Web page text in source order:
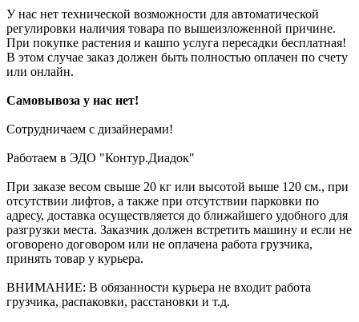
У нас нет технической возможности для автоматической
регулировки наличия товара по вышеизложенной причине.
При покупке растения и кашпо услуга пересадки бесплатная!
В этом случае заказ должен быть полностью оплачен по счету
или онлайн.
Самовывоза у нас нет!
Сотрудничаем с дизайнерами!
Работаем в ЭДО "Контур.Диадок"
При заказе весом свыше 20 кг или высотой выше 120 см., при
отсутствии лифтов, а также при отсутствии парковки по
адресу, доставка осуществляется до ближайшего удобного для
разгрузки места. Заказчик должен встретить машину и если не
оговорено договором или не оплачена работа грузчика,
принять товар у курьера.
ВНИМАНИЕ: В обязанности курьера не входит работа
грузчика, распаковки, расстановки и т.д.